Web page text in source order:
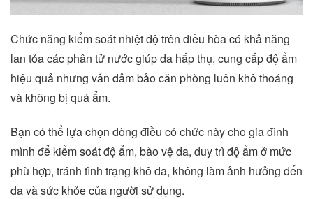
Chức năng kiểm soát nhiệt độ trên điều hòa có khả năng
lan tỏa các phân tử nước giúp da hấp thụ, cung cấp độ ẩm
hiệu quả nhưng vẫn đảm bảo căn phòng luôn khô thoáng
và không bị quá ẩm.
Bạn có thể lựa chọn dòng điều có chức này cho gia đình
mình để kiểm soát độ ẩm, bảo vệ da, duy trì độ ẩm ở mức
phù hợp, tránh tình trạng khô da, không làm ảnh hưởng đến
da và sức khỏe của người sử dụng.